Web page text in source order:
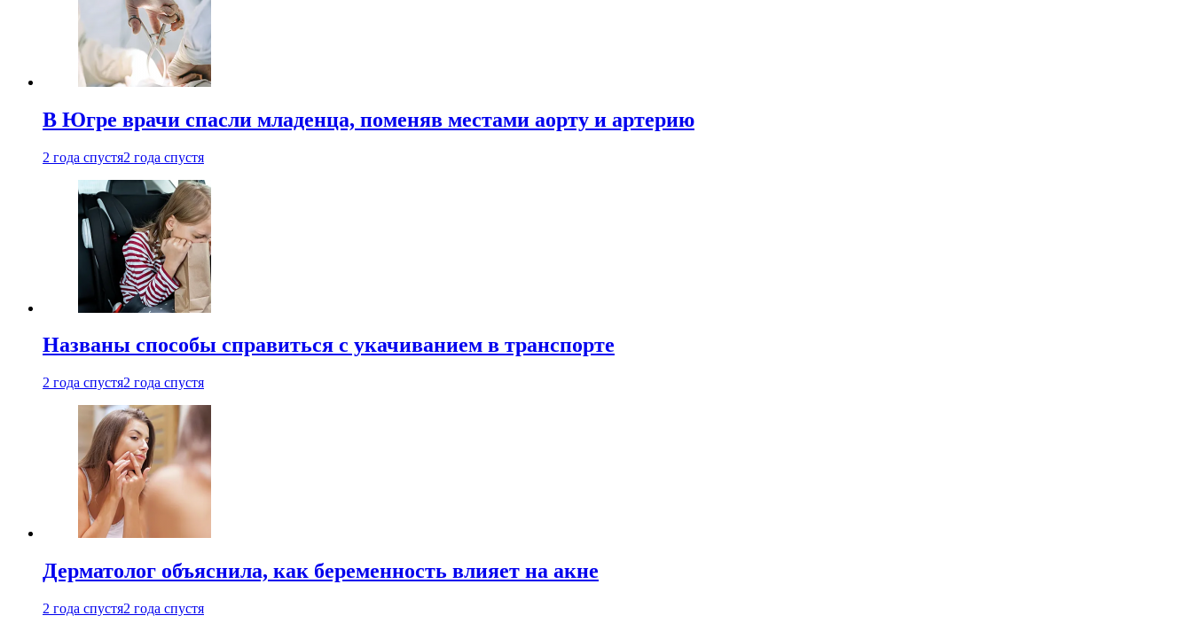
В Югре врачи спасли младенца, поменяв местами аорту и артерию
2 года спустя2 года спустя
Названы способы справиться с укачиванием в транспорте
2 года спустя2 года спустя
Дерматолог объяснила, как беременность влияет на акне
2 года спустя2 года спустя